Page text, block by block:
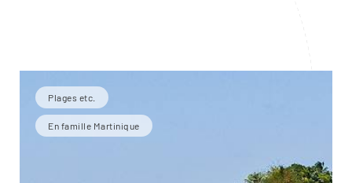
Plages etc.
En famille Martinique